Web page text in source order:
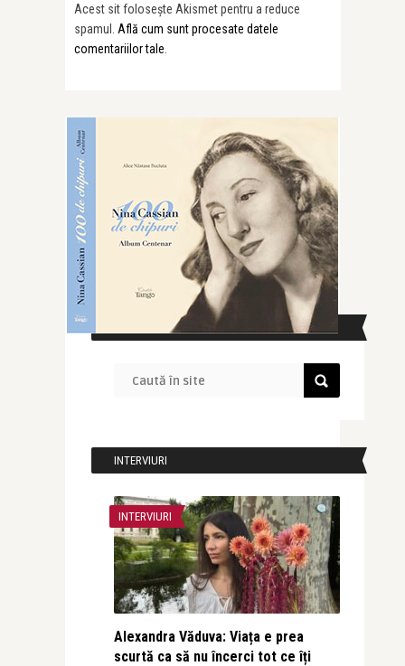
Acest sit folosește Akismet pentru a reduce
spamul. Află cum sunt procesate datele
comentariilor tale
CAUTĂ ÎN SITE
INTERVIURI
INTERVIURI
Alexandra Văduva: Viața e prea
scurtă ca să nu încerci tot ce îți